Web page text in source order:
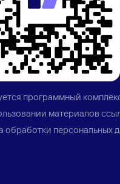
программный
материалов
обработки персональных